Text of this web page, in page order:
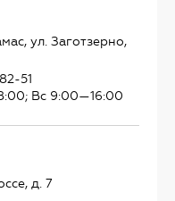
ул. Заготзерно,
51
Вс 9:00—16:00
д. 7